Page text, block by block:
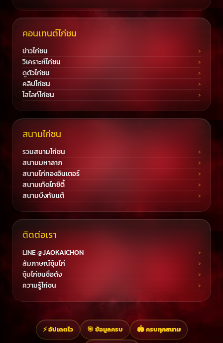
คอนเทนต์ไก่ชน
ข่าวไก่ชน
วิเคราะห์ไก่ชน
ดูตัวไก่ชน
คลิปไก่ชน
ไฮไลท์ไก่ชน
สนามไก่ชน
รวมสนามไก่ชน
สนามมหาลาภ
สนามไก่ทองอินเตอร์
สนามเทิดไทซิตี้
สนามบึงทับแต้
ติดต่อเรา
LINE @JAOKAICHON
สัมภาษณ์ซุ้มไก่
ซุ้มไก่ชนชื่อดัง
ความรู้ไก่ชน
⚡ อัปเดตไว 🎯 ข้อมูลครบ 🏟️ ครบทุกสนาม